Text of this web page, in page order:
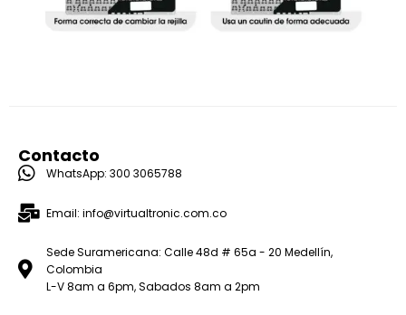
Contacto
WhatsApp: 300 3065788
Email: info@virtualtronic.com.co
Sede Suramericana: Calle 48d # 65a - 20 Medellín,
Colombia
L-V 8am a 6pm, Sabados 8am a 2pm